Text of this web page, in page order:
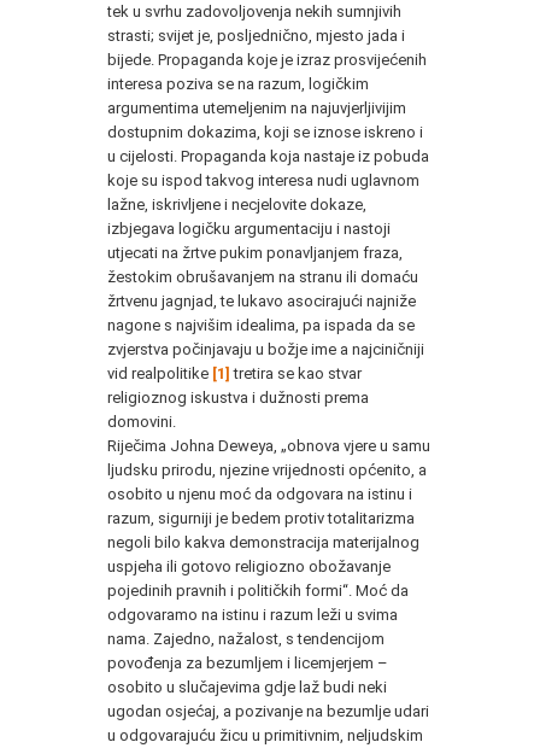
tek u svrhu zadovoljovenja nekih sumnjivih
strasti; svijet je, posljednično, mjesto jada i
bijede. Propaganda koje je izraz prosvijećenih
interesa poziva se na razum, logičkim
argumentima utemeljenim na najuvjerljivijim
dostupnim dokazima, koji se iznose iskreno i
u cijelosti. Propaganda koja nastaje iz pobuda
koje su ispod takvog interesa nudi uglavnom
lažne, iskrivljene i necjelovite dokaze,
izbjegava logičku argumentaciju i nastoji
utjecati na žrtve pukim ponavljanjem fraza,
žestokim obrušavanjem na stranu ili domaću
žrtvenu jagnjad, te lukavo asocirajući najniže
nagone s najvišim idealima, pa ispada da se
zvjerstva počinjavaju u božje ime a najciničniji
vid realpolitike [1]tretira se kao stvar
religioznog iskustva i dužnosti prema
domovini.
Riječima Johna Deweya, „obnova vjere u samu
ljudsku prirodu, njezine vrijednosti općenito, a
osobito u njenu moć da odgovara na istinu i
razum, sigurniji je bedem protiv totalitarizma
negoli bilo kakva demonstracija materijalnog
uspjeha ili gotovo religiozno obožavanje
pojedinih pravnih i političkih formi“. Moć da
odgovaramo na istinu i razum leži u svima
nama. Zajedno, nažalost, s tendencijom
povođenja za bezumljem i licemjerjem –
osobito u slučajevima gdje laž budi neki
ugodan osjećaj, a pozivanje na bezumlje udari
u odgovarajuću žicu u primitivnim, neljudskim